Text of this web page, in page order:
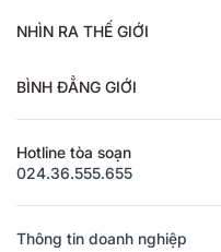
NHÌN RA THẾ GIỚI
BÌNH ĐẲNG GIỚI
Hotline tòa soạn
024.36.555.655
Thông tin doanh nghiệp